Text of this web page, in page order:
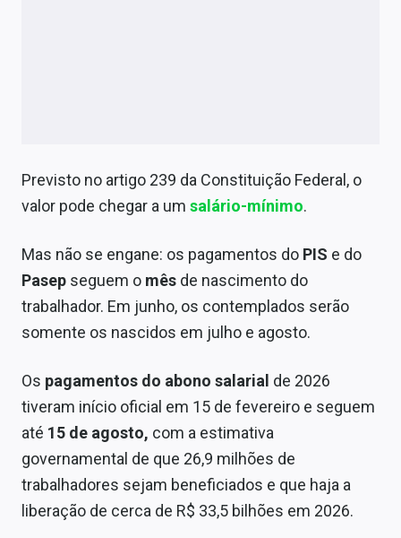
Sobre
Expediente
Contato
Previsto no artigo 239 da Constituição Federal, o
valor pode chegar a um salário-mínimo.
Mas não se engane: os pagamentos do PIS e do
Pasep seguem o mês de nascimento do
trabalhador. Em junho, os contemplados serão
somente os nascidos em julho e agosto.
Os pagamentos do abono salarial de 2026
tiveram início oficial em 15 de fevereiro e seguem
até 15 de agosto, com a estimativa
governamental de que 26,9 milhões de
trabalhadores sejam beneficiados e que haja a
liberação de cerca de R$ 33,5 bilhões em 2026.